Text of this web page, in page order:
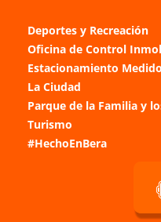
Deportes y Recreación
Oficina de Control
Estacionamiento Medido
La Ciudad
Parque de la Familia y
Turismo
#HechoEnBera